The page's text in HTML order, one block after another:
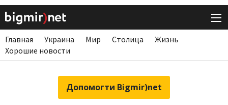
Главная Украина Мир Столица
Жизнь
Хорошие новости
Допомогти Bigmir)net